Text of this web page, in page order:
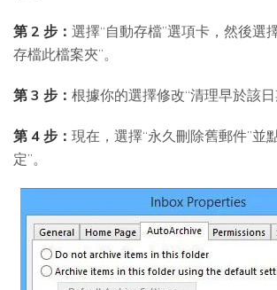
第 2 步： 選擇“自動存檔”選項卡，然後選
存檔此檔案夾”。
第 3 步： 根據你的選擇修改“清理早於該日
第 4 步： 現在，選擇“永久刪除舊郵件”並
定”。